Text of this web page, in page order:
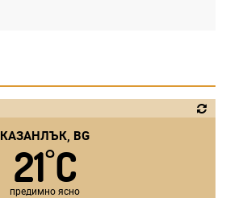
КАЗАНЛЪК, BG
21°C
предимно ясно